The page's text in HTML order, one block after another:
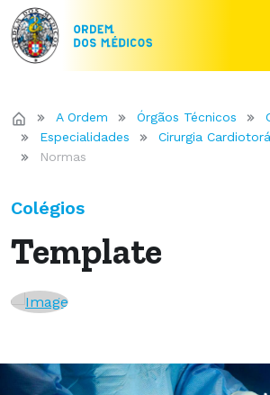
A Ordem Órgãos Técnicos
Especialidades
Cirurgia
Normas
Colégios
Template